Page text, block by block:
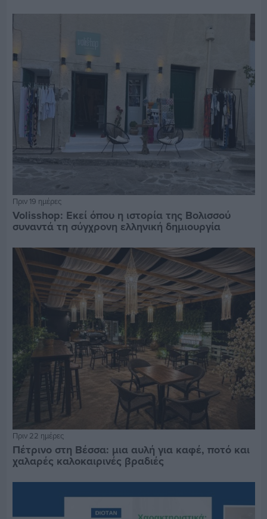
Πριν 19 ημέρες
Volisshop: Εκεί όπου η ιστορία της Βολισσού
συναντά τη σύγχρονη ελληνική δημιουργία
Πριν 22 ημέρες
Πέτρινο στη Βέσσα: μια αυλή για καφέ, ποτό και
χαλαρές καλοκαιρινές βραδιές